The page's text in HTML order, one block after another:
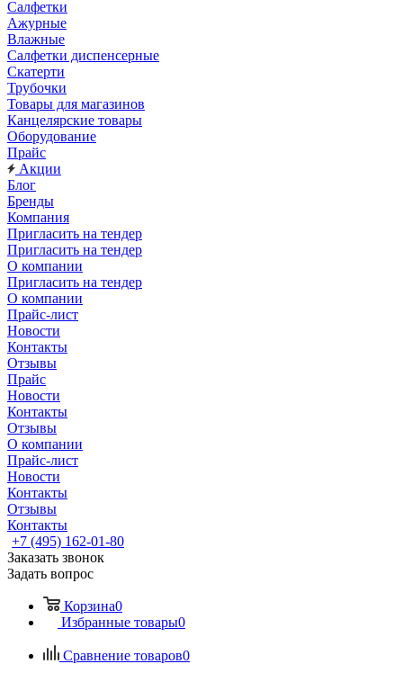
Салфетки
Ажурные
Влажные
Салфетки диспенсерные
Скатерти
Трубочки
Товары для магазинов
Канцелярские товары
Оборудование
Прайс
Акции
Блог
Бренды
Компания
Пригласить на тендер
Пригласить на тендер
О компании
Пригласить на тендер
О компании
Прайс-лист
Новости
Контакты
Отзывы
Прайс
Новости
Контакты
Отзывы
О компании
Прайс-лист
Новости
Контакты
Отзывы
Контакты
+7 (495) 162-01-80
Заказать звонок
Задать вопрос
Корзина0
Избранные товары0
Сравнение товаров0